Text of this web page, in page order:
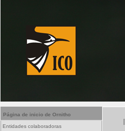
Página de inicio de Ornitho
Entidades colaboradoras